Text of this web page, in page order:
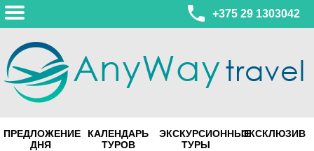
+375 29 1303042
ул. Леонида Беды, 45-547
ПРЕДЛОЖЕНИЕ
ДНЯ
КАЛЕНДАРЬ
ТУРОВ
ЭКСКУРСИОННЫЕ
ТУРЫ
ЭКСКЛЮЗИВ